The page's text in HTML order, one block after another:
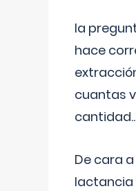
la
hace
cuantas
De cara